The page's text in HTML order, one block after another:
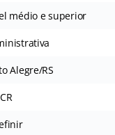
médio e superior
Alegre/RS